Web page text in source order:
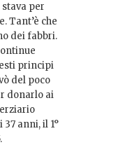
per
Tant’è che
dei fabbri.
principi
del poco
donarlo ai
anni, il 1°